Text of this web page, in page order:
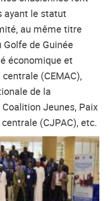
ayant le statut
au même titre
de Guinée
économique et
(CEMAC),
de la
Jeunes, Paix
(CJPAC), etc.